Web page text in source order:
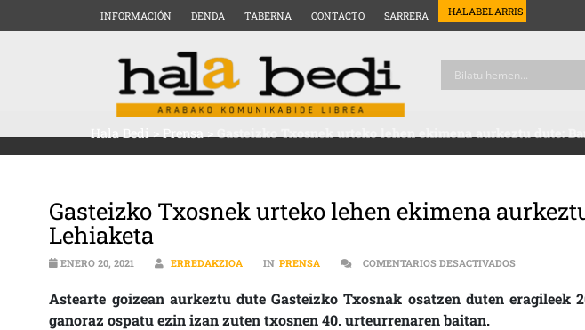
INFORMACIÓN DENDA TABERNA CONTACTO SARRERA HALABELARRIS
Hala Bedi>Prensa>Gasteizko Txosnek urteko lehen ekimena aurkeztu dute:
Gasteizko Txosnek urteko lehen ekimena
Lehiaketa
ENERO 20, 2021 ERREDAKZIOA IN PRENSA COMENTARIOS DESACTIVADOSEN
Astearte goizean aurkeztu dute Gasteizko Txosnak osatzen duten eragileek
ganoraz ospatu ezin izan zuten txosnen 40. urteurrenaren baitan.